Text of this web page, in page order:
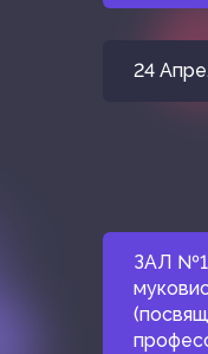
24
ЗАЛ №1